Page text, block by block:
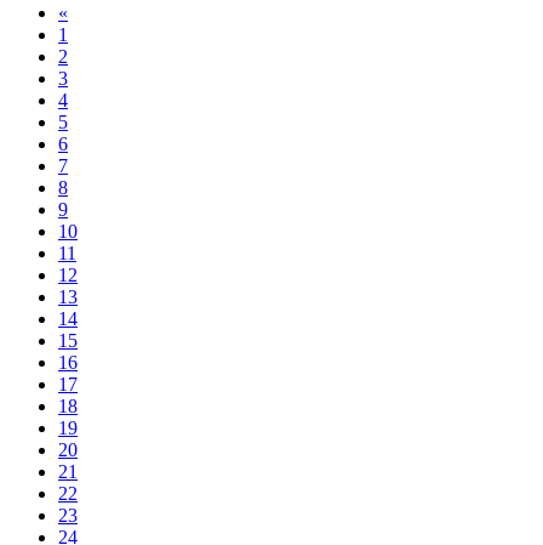
«
1
2
3
4
5
6
7
8
9
10
11
12
13
14
15
16
17
18
19
20
21
22
23
24